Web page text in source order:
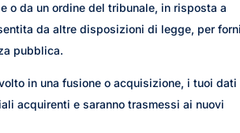
o da un ordine del tribunale, in risposta a
da altre disposizioni di legge, per
pubblica.
in una fusione o acquisizione, i tuoi dati
acquirenti e saranno trasmessi ai nuovi